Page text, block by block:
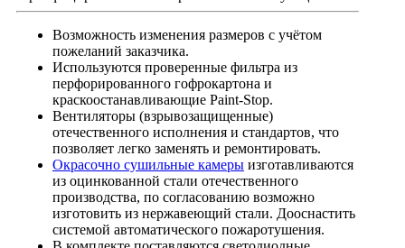
Возможность изменения размеров с учётом
пожеланий заказчика.
Используются проверенные фильтра из
перфорированного гофрокартона и
краскоостанавливающие Paint-Stop.
Вентиляторы (взрывозащищенные)
отечественного исполнения и стандартов, что
позволяет легко заменять и ремонтировать.
Окрасочно сушильные камеры изготавливаются
из оцинкованной стали отечественного
производства, по согласованию возможно
изготовить из нержавеющий стали. Дооснастить
системой автоматического пожаротушения.